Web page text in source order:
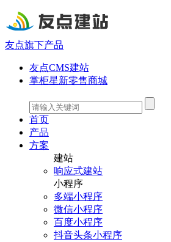
友点旗下产品
友点CMS建站
掌柜星新零售商城
首页
产品
方案
建站
响应式建站
小程序
多端小程序
微信小程序
百度小程序
抖音头条小程序